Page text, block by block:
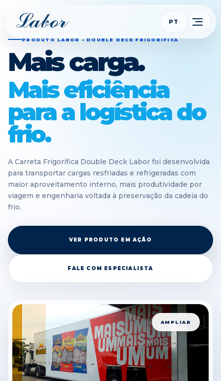
PT
PRODUTO LABOR • DOUBLE DECK FRIGORÍFICA
Mais carga.
Mais eficiência
para a logística do
frio.
A Carreta Frigorífica Double Deck Labor foi desenvolvida
para transportar cargas resfriadas e refrigeradas com
maior aproveitamento interno, mais produtividade por
viagem e engenharia voltada à preservação da cadeia do
frio.
VER PRODUTO EM AÇÃO
FALE COM ESPECIALISTA
AMPLIAR